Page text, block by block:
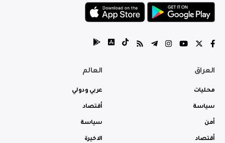
العراق
محليات
سياسة
أمن
أقتصاد
العالم
عربي ودولي
أقتصاد
سياسة
الاخيرة